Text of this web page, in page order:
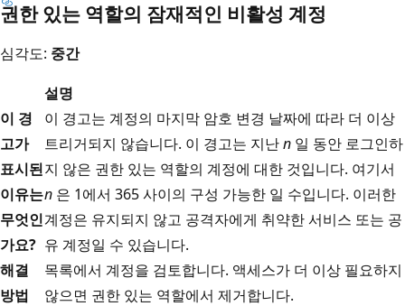
권한 있는 역할의 잠재적인 비활성 계정
심각도: 중간
설명
이 경
고가
표시된
이유는
무엇인
가요?
이 경고는 계정의 마지막 암호 변경 날짜에 따라 더 이상
트리거되지 않습니다. 이 경고는 지난n 일 동안 로그인하
지 않은 권한 있는 역할의 계정에 대한 것입니다. 여기서
n 은 1에서 365 사이의 구성 가능한 일 수입니다. 이러한
계정은 유지되지 않고 공격자에게 취약한 서비스 또는 공
유 계정일 수 있습니다.
해결
방법
목록에서 계정을 검토합니다. 액세스가 더 이상 필요하지
않으면 권한 있는 역할에서 제거합니다.